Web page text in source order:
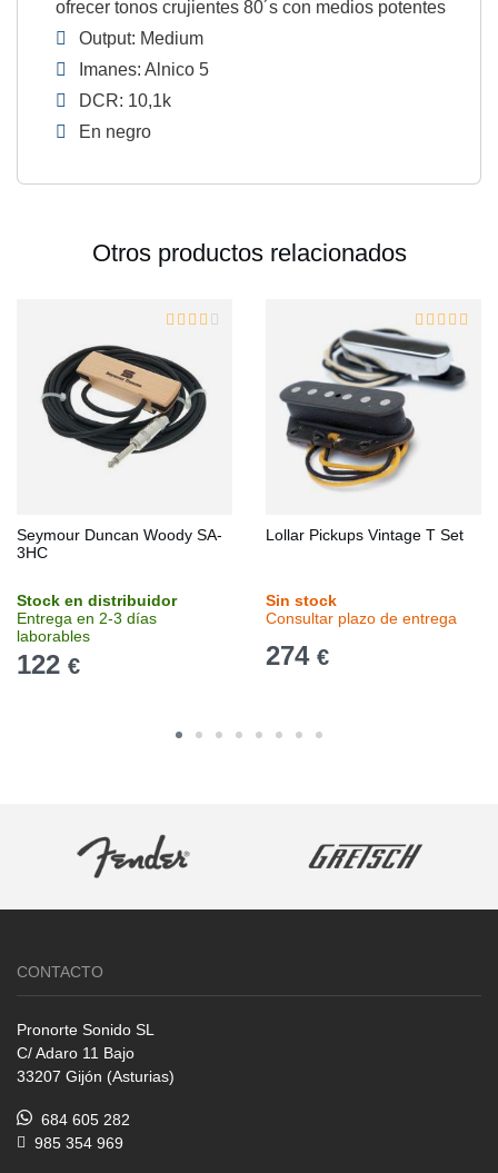
ofrecer tonos crujientes 80´s con medios potentes
Output: Medium
Imanes: Alnico 5
DCR: 10,1k
En negro
Otros productos relacionados
Seymour Duncan Woody SA-
3HC
Stock en distribuidor
Entrega en 2-3 días
laborables
122 €
Lollar Pickups Vintage T Set
Sin stock
Consultar plazo de entrega
274 €
CONTACTO
Pronorte Sonido SL
C/ Adaro 11 Bajo
33207 Gijón (Asturias)
684 605 282
985 354 969